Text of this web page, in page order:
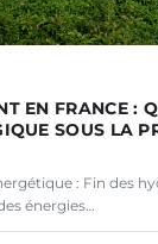
EN FRANCE :
SOUS LA
: Fin des
énergies…